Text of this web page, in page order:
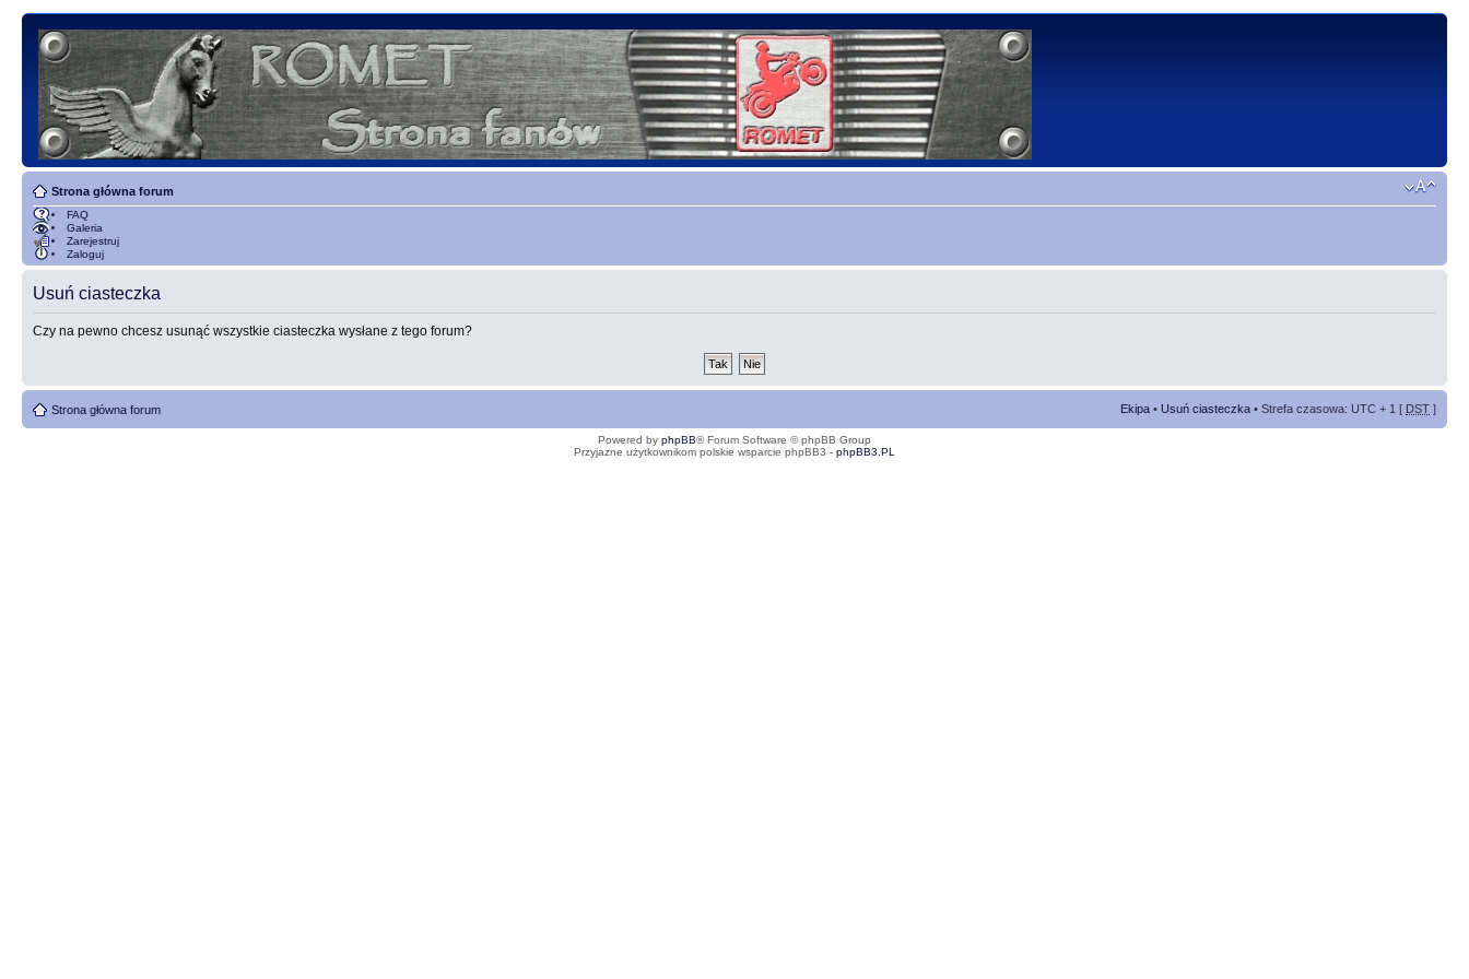
Strona główna forum
FAQ
Galeria
Zarejestruj
Zaloguj
Usuń ciasteczka
Czy na pewno chcesz usunąć wszystkie ciasteczka wysłane z tego forum?
Strona główna forum Ekipa • Usuń ciasteczka • Strefa czasowa: UTC + 1 [ DST ]
Powered by phpBB® Forum Software © phpBB Group
Przyjazne użytkownikom polskie wsparcie phpBB3 - phpBB3.PL